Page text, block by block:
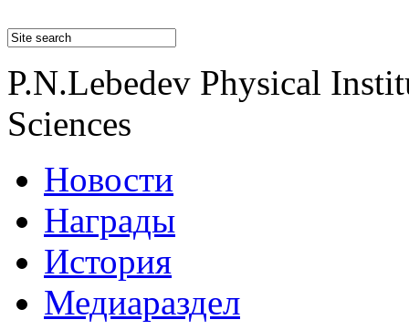
P.N.Lebedev Physical
Sciences
Новости
Награды
История
Медиараздел